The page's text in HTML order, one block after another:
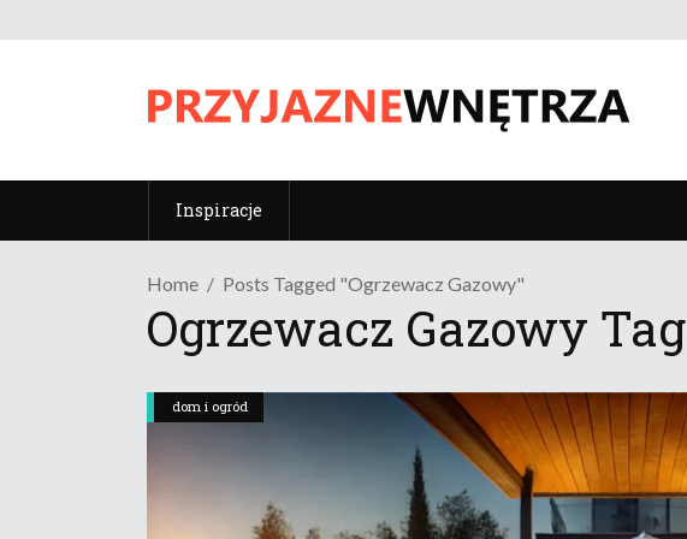
Inspiracje
Home Posts Tagged "Ogrzewacz Gazowy"
Ogrzewacz Gazowy Tag
dom i ogród